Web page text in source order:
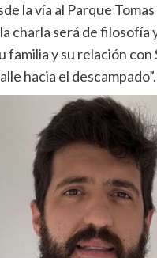
la vía al Parque
charla será de filosofía
familia y su relación con
hacia el descampado”.